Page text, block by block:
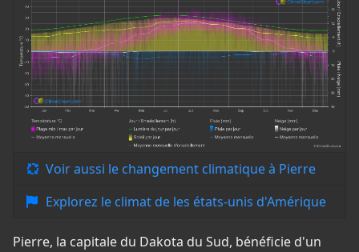
Voir aussi le changement climatique à Pierre
Explorez le climat de les états-unis d'Amérique
Pierre, la capitale du Dakota du Sud, bénéficie d'un